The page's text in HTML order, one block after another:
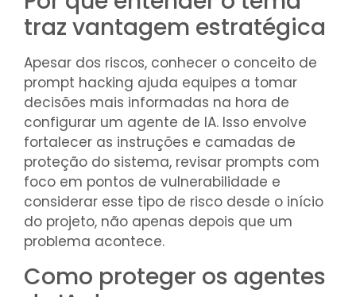
traz vantagem estratégica
Apesar dos riscos, conhecer o conceito de
prompt hacking ajuda equipes a tomar
decisões mais informadas na hora de
configurar um agente de IA. Isso envolve
fortalecer as instruções e camadas de
proteção do sistema, revisar prompts com
foco em pontos de vulnerabilidade e
considerar esse tipo de risco desde o início
do projeto, não apenas depois que um
problema acontece.
Como proteger os agentes